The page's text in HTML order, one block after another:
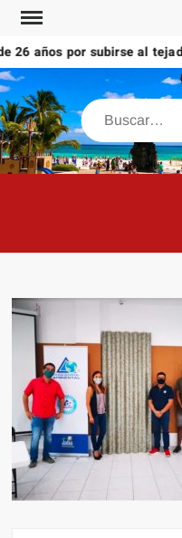
Saltar
contenido
años por subirse al
Buscar